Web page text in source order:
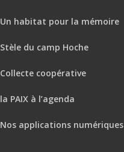
Un habitat pour la mémoire
Stèle du camp Hoche
Collecte coopérative
la PAIX à l’agenda
Nos applications numériques